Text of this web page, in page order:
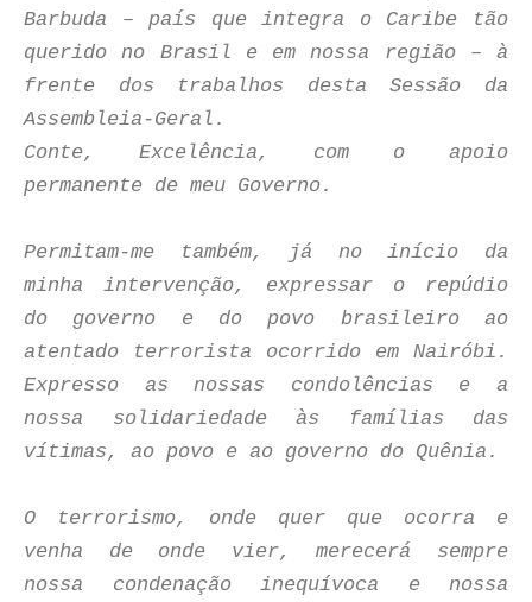
Barbuda – país que integra o Caribe tão
querido no Brasil e em nossa região – à
frente dos trabalhos desta Sessão da
Assembleia-Geral.
Conte, Excelência, com o apoio
permanente de meu Governo.
Permitam-me também, já no início da
minha intervenção, expressar o repúdio
do governo e do povo brasileiro ao
atentado terrorista ocorrido em Nairóbi.
Expresso as nossas condolências e a
nossa solidariedade às famílias das
vítimas, ao povo e ao governo do Quênia.
O terrorismo, onde quer que ocorra e
venha de onde vier, merecerá sempre
nossa condenação inequívoca e nossa